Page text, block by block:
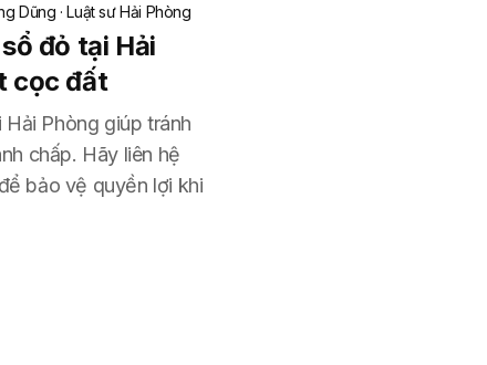
Dũng ·Luật sư Hải Phòng
đỏ tại Hải
cọc đất
Phòng giúp tránh
chấp. Hãy liên hệ
bảo vệ quyền lợi khi